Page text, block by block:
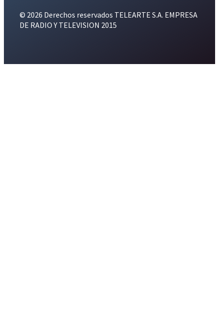
© 2026 Derechos reservados TELEARTE S.A. EMPRESA
DE RADIO Y TELEVISION 2015